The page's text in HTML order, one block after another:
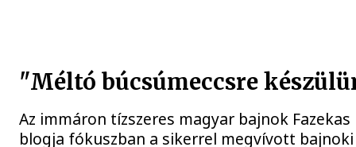
"Méltó búcsúmeccsre
Az immáron tízszeres magyar bajnok
blogja fókuszban a sikerrel megvívott